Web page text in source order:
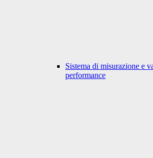
Sistema di misurazione e
performance